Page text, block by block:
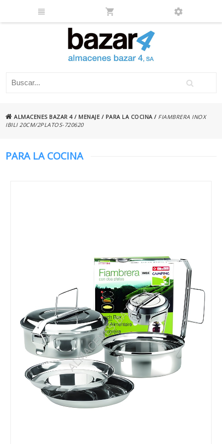
ALMACENES BAZAR 4/ MENAJE / PARA LA COCINA / FIAMBRERA INOX
IBILI 20CM/2PLATOS-720620
PARA LA COCINA